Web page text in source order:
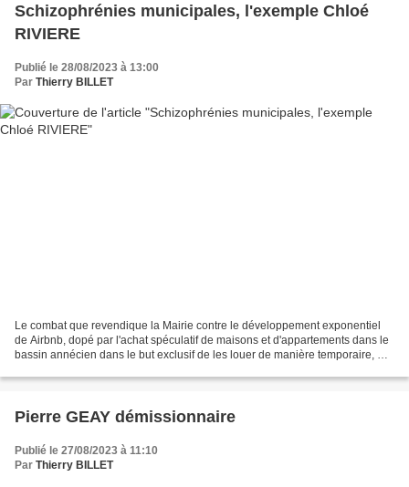
Schizophrénies municipales, l'exemple Chloé
RIVIERE
Publié le 28/08/2023 à 13:00
Par Thierry BILLET
Le combat que revendique la Mairie contre le développement exponentiel
de Airbnb, dopé par l'achat spéculatif de maisons et d'appartements dans le
bassin annécien dans le but exclusif de les louer de manière temporaire, me
Pierre GEAY démissionnaire
Publié le 27/08/2023 à 11:10
Par Thierry BILLET